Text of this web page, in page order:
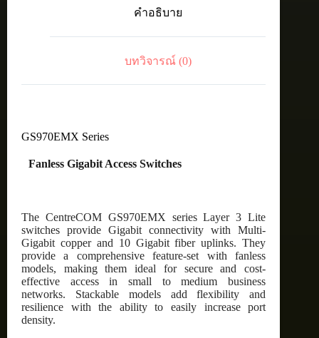
copper
คำอธิบาย
บทวิจารณ์ (0)
GS970EMX Series
Fanless Gigabit Access Switches
The CentreCOM GS970EMX series Layer 3 Lite
switches provide Gigabit connectivity with Multi-
Gigabit copper and 10 Gigabit fiber uplinks. They
provide a comprehensive feature-set with fanless
models, making them ideal for secure and cost-
effective access in small to medium business
networks. Stackable models add flexibility and
resilience with the ability to easily increase port
density.